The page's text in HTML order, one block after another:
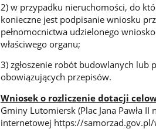
2) w przypadku nieruchomości, do
konieczne jest podpisanie wniosku
pełnomocnictwa udzielonego
właściwego organu;
3) zgłoszenie robót budowlanych lub
obowiązujących przepisów.
Wniosek o rozliczenie dotacji
Gminy Lutomiersk (Plac Jana Pawła
internetowej https://